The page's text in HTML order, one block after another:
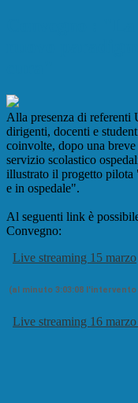
Alla presenza di referenti
dirigenti, docenti e
coinvolte, dopo una
servizio scolastico
illustrato il progetto pilota
e in ospedale".
Al seguenti link è
Convegno:
Live streaming 15 marzo
(al minuto 3:03:08 l'intervento
Live streaming 16